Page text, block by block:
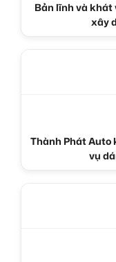
Bản lĩnh và khát
xây
Thành Phát Auto
vụ